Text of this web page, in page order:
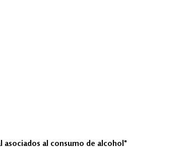
asociados al consumo de alcohol"